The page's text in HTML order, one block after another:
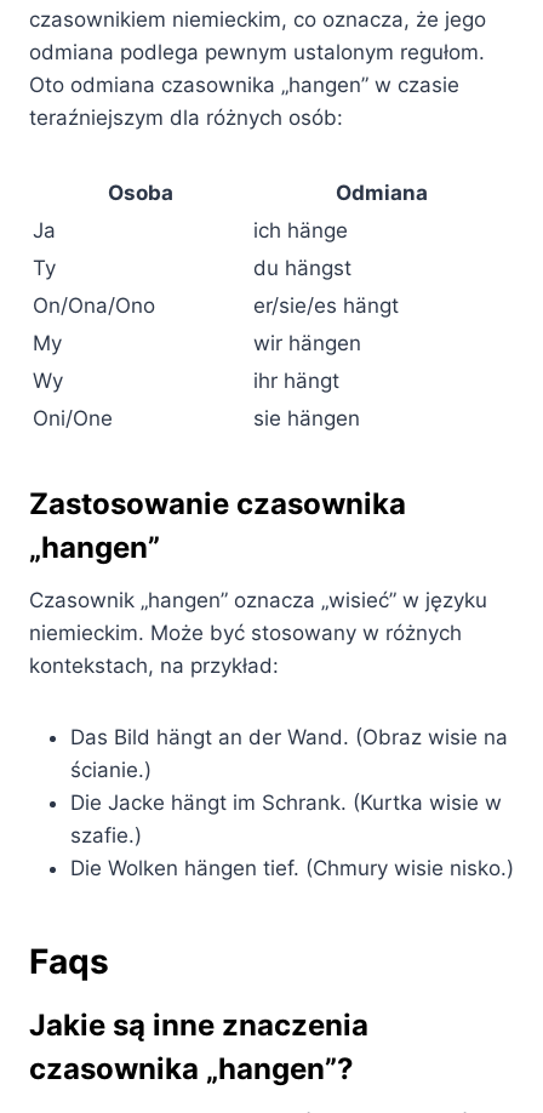
czasownikiem niemieckim, co oznacza, że jego
odmiana podlega pewnym ustalonym regułom.
Oto odmiana czasownika „hangen” w czasie
teraźniejszym dla różnych osób:
Osoba
Odmiana
Ja
ich hänge
Ty
du hängst
On/Ona/Ono
er/sie/es hängt
My
wir hängen
Wy
ihr hängt
Oni/One
sie hängen
Zastosowanie czasownika
„hangen”
Czasownik „hangen” oznacza „wisieć” w języku
niemieckim. Może być stosowany w różnych
kontekstach, na przykład:
Das Bild hängt an der Wand. (Obraz wisie na
ścianie.)
Die Jacke hängt im Schrank. (Kurtka wisie w
szafie.)
Die Wolken hängen tief. (Chmury wisie nisko.)
Faqs
Jakie są inne znaczenia
czasownika „hangen”?